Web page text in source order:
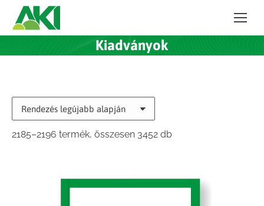
Kiadványok
2185–2196 termék, összesen 3452 dbSorted